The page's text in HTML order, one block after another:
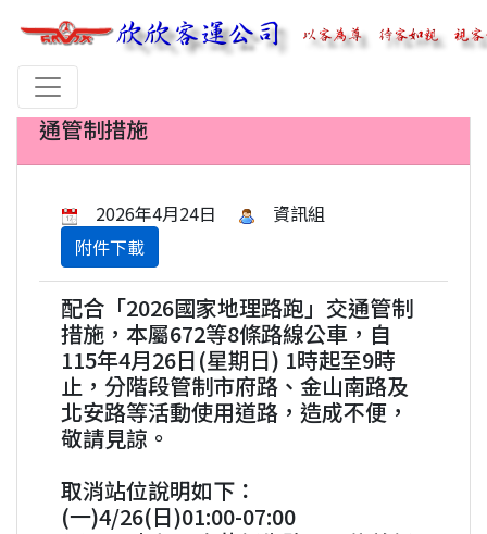
【公告】 配合「2026國家地理路跑」交
通管制措施
2026年4月24日
資訊組
附件下載
配合「2026國家地理路跑」交通管制
措施，本屬672等8條路線公車，自
115年4月26日(星期日) 1時起至9時
止，分階段管制市府路、金山南路及
北安路等活動使用道路，造成不便，
敬請見諒。
取消站位說明如下：
(一)4/26(日)01:00-07:00